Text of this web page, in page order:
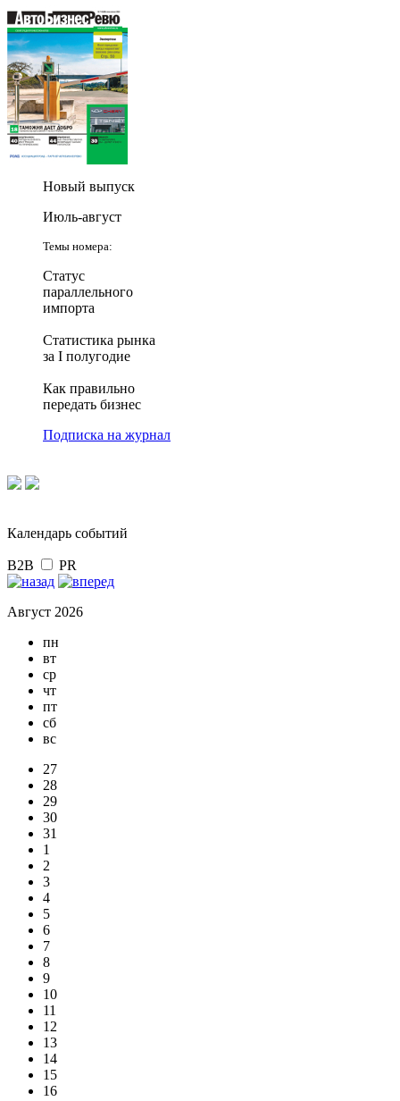
Новый выпуск
Июль-август
Темы номера:
Статус
параллельного
импорта
Статистика рынка
за I полугодие
Как правильно
передать бизнес
Подписка на журнал
Календарь событий
B2B PR
Август 2026
пн
вт
ср
чт
пт
сб
вс
27
28
29
30
31
1
2
3
4
5
6
7
8
9
10
11
12
13
14
15
16